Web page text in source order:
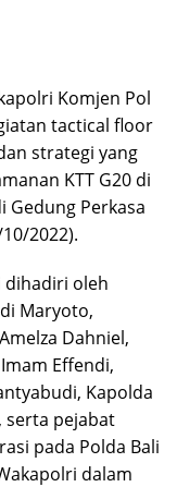
Komjen Pol
tactical floor
strategi yang
KTT G20 di
Gedung Perkasa
2022).
dihadiri oleh
Maryoto,
Dahniel,
Effendi,
Kapolda
serta pejabat
pada Polda Bali
dalam